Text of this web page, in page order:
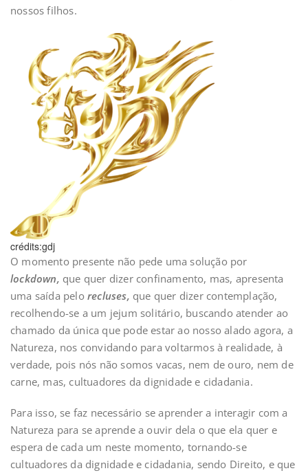
nossos filhos.
crédits:gdj
O momento presente não pede uma solução por
lockdown, que quer dizer confinamento, mas, apresenta
uma saída pelo recluses, que quer dizer contemplação,
recolhendo-se a um jejum solitário, buscando atender ao
chamado da única que pode estar ao nosso alado agora, a
Natureza, nos convidando para voltarmos à realidade, à
verdade, pois nós não somos vacas, nem de ouro, nem de
carne, mas, cultuadores da dignidade e cidadania.
Para isso, se faz necessário se aprender a interagir com a
Natureza para se aprende a ouvir dela o que ela quer e
espera de cada um neste momento, tornando-se
cultuadores da dignidade e cidadania, sendo Direito, e que